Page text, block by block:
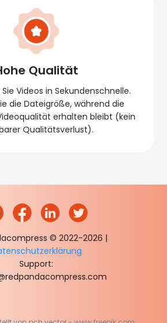
Qualität
Videos in Sekundenschnelle.
die Dateigröße, während die
erhalten bleibt (kein
Qualitätsverlust).
© 2022-2026 |
Support: